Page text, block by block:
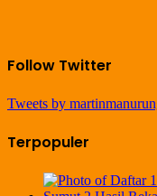
Follow Twitter
Tweets by
Terpopuler